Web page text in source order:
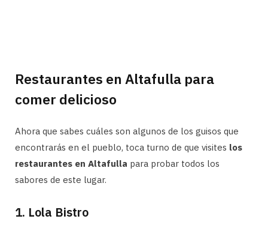
Restaurantes en Altafulla para
comer delicioso
Ahora que sabes cuáles son algunos de los guisos que
encontrarás en el pueblo, toca turno de que visites los
restaurantes en Altafulla para probar todos los
sabores de este lugar.
1. Lola Bistro